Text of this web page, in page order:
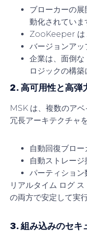
ブローカーの
動化されていま
ZooKeeper は
バージョンア
企業は、面倒
ロジックの構築
2. 高可用性と高弾
MSK は、複数のア
冗長アーキテクチャ
自動回復ブロー
自動ストレージ
パーティショ
リアルタイム ログ
の両方で安定して実
3. 組み込みのセキ